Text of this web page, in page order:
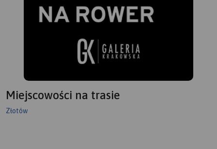
Miejscowości na trasie
Złotów